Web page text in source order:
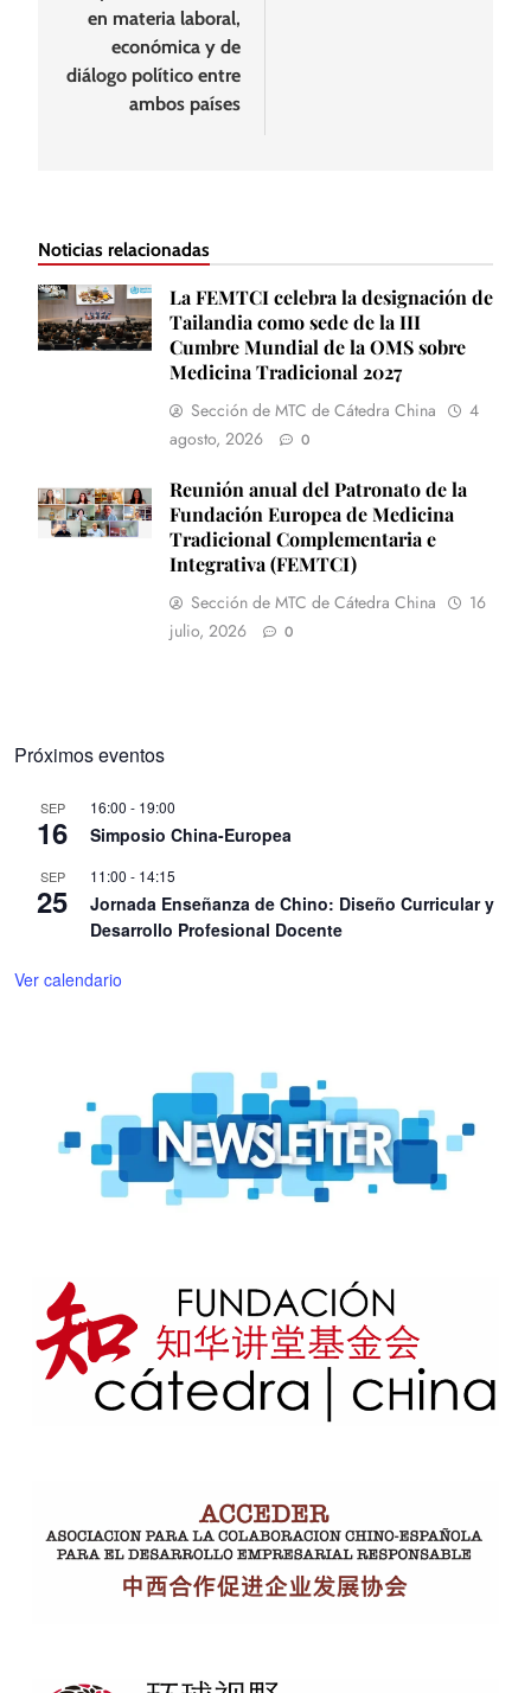
en materia laboral,
económica y de
diálogo político entre
ambos países
Noticias relacionadas
La FEMTCI celebra la designación de
Tailandia como sede de la III
Cumbre Mundial de la OMS sobre
Medicina Tradicional 2027
Sección de MTC de Cátedra China
4
agosto, 2026
0
Reunión anual del Patronato de la
Fundación Europea de Medicina
Tradicional Complementaria e
Integrativa (FEMTCI)
Sección de MTC de Cátedra China
16
julio, 2026
0
Próximos eventos
SEP
16
16:00 - 19:00
Simposio China-Europea
SEP
25
11:00 - 14:15
Jornada Enseñanza de Chino: Diseño Curricular y
Desarrollo Profesional Docente
Ver calendario